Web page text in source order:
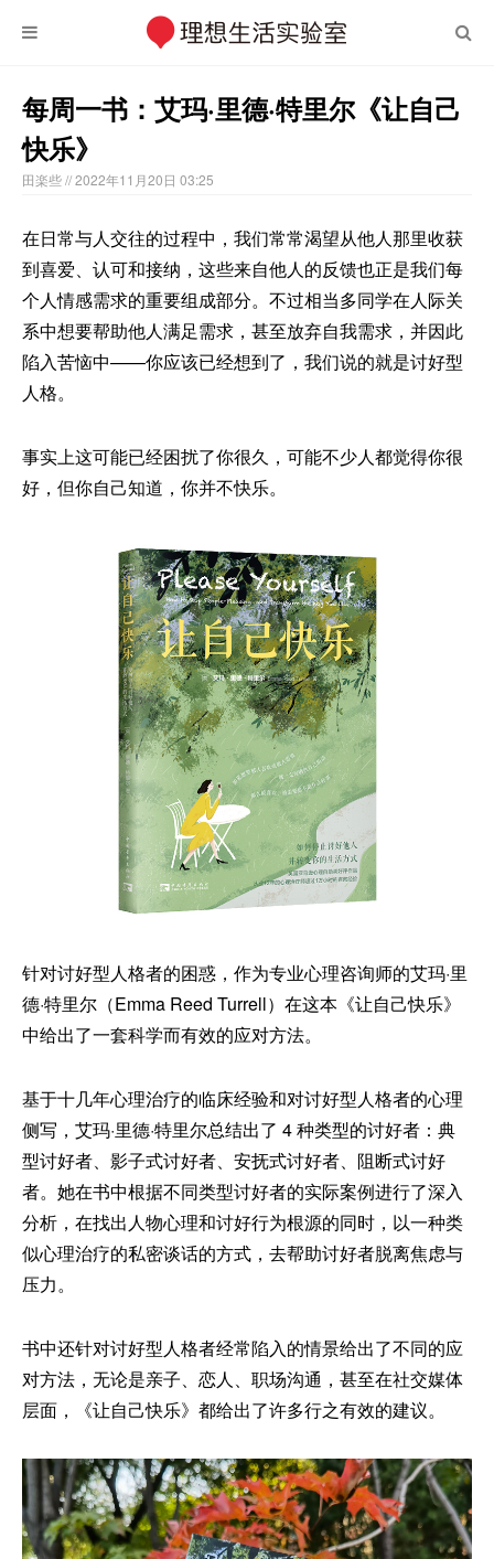
每周一书：艾玛·里德·特里尔《让自己
快乐》
田楽些// 2022年11月20日 03:25
在日常与人交往的过程中，我们常常渴望从他人那里收获
到喜爱、认可和接纳，这些来自他人的反馈也正是我们每
个人情感需求的重要组成部分。不过相当多同学在人际关
系中想要帮助他人满足需求，甚至放弃自我需求，并因此
陷入苦恼中——你应该已经想到了，我们说的就是讨好型
人格。
事实上这可能已经困扰了你很久，可能不少人都觉得你很
好，但你自己知道，你并不快乐。
针对讨好型人格者的困惑，作为专业心理咨询师的艾玛·里
德·特里尔（Emma Reed Turrell）在这本《让自己快乐》
中给出了一套科学而有效的应对方法。
基于十几年心理治疗的临床经验和对讨好型人格者的心理
侧写，艾玛·里德·特里尔总结出了 4 种类型的讨好者：典
型讨好者、影子式讨好者、安抚式讨好者、阻断式讨好
者。她在书中根据不同类型讨好者的实际案例进行了深入
分析，在找出人物心理和讨好行为根源的同时，以一种类
似心理治疗的私密谈话的方式，去帮助讨好者脱离焦虑与
压力。
书中还针对讨好型人格者经常陷入的情景给出了不同的应
对方法，无论是亲子、恋人、职场沟通，甚至在社交媒体
层面，《让自己快乐》都给出了许多行之有效的建议。